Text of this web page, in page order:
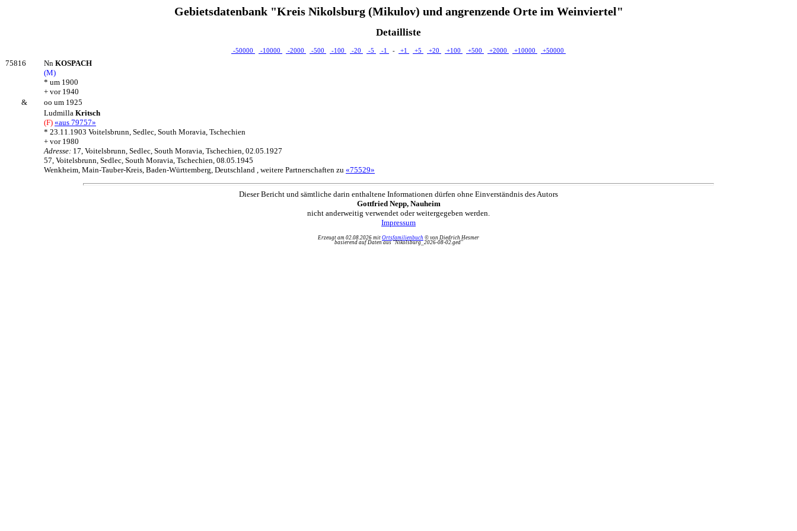
Gebietsdatenbank "Kreis Nikolsburg (Mikulov) und angrenzende Orte im Weinviertel"
Detailliste
-50000 -10000 -2000 -500 -100 -20 -5 -1 - +1 +5 +20 +100 +500 +2000 +10000 +50000
75816 Nn KOSPACH
(M)
* um 1900
+ vor 1940
&
oo um 1925
Ludmilla Kritsch
(F) «aus 79757»
* 23.11.1903 Voitelsbrunn, Sedlec, South Moravia, Tschechien
+ vor 1980
Adresse: 17, Voitelsbrunn, Sedlec, South Moravia, Tschechien, 02.05.1927
57, Voitelsbrunn, Sedlec, South Moravia, Tschechien, 08.05.1945
Wenkheim, Main-Tauber-Kreis, Baden-Württemberg, Deutschland , weitere Partnerschaften zu «75529»
Dieser Bericht und sämtliche darin enthaltene Informationen dürfen ohne Einverständnis des Autors
Gottfried Nepp, Nauheim
nicht anderweitig verwendet oder weitergegeben werden.
Impressum
Erzeugt am 02.08.2026 mit Ortsfamilienbuch © von Diedrich Hesmer
basierend auf Daten aus "Nikolsburg_2026-08-02.ged"